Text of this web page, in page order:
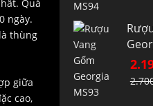
Quá
ngày.
thùng
giữa
cao,